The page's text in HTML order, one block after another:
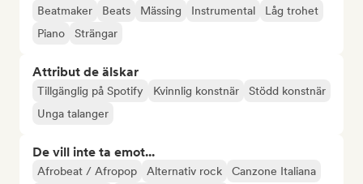
Beatmaker Beats Mässing Instrumental
Låg trohet
Piano
Strängar
Attribut de älskar
Tillgänglig på Spotify Kvinnlig konstnär
Stödd konstnär
Unga talanger
De vill inte ta emot...
Afrobeat / Afropop Alternativ rock
Canzone Italiana